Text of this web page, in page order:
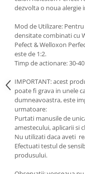
dezvolta o noua
Mod de Utilizare:
densitate combinati cu
Pefect & Welloxon
este de 1:2.
Timp de actionare: 30-
IMPORTANT: acest
poate fi grava in unele
dumneavoastra, este
urmatoare:
Purtati manusile de
amestecului, aplicarii si
Nu utilizati daca aveti
Efectuati testul de
produsului.